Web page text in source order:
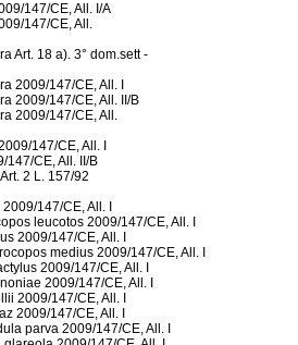
147/CE, All. I/A
147/CE, All.
Art. 18 a). 3° dom.sett -
2009/147/CE, All. I
2009/147/CE, All. II/B
2009/147/CE, All.
147/CE, All. I
147/CE, All. II/B
2 L. 157/92
147/CE, All. I
leucotos 2009/147/CE, All. I
2009/147/CE, All. I
medius 2009/147/CE, All. I
2009/147/CE, All. I
2009/147/CE, All. I
2009/147/CE, All. I
2009/147/CE, All. I
parva 2009/147/CE, All. I